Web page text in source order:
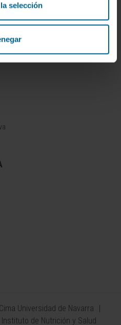
selección
Cima Universidad de Navarra
Instituto de Nutrición y Salud